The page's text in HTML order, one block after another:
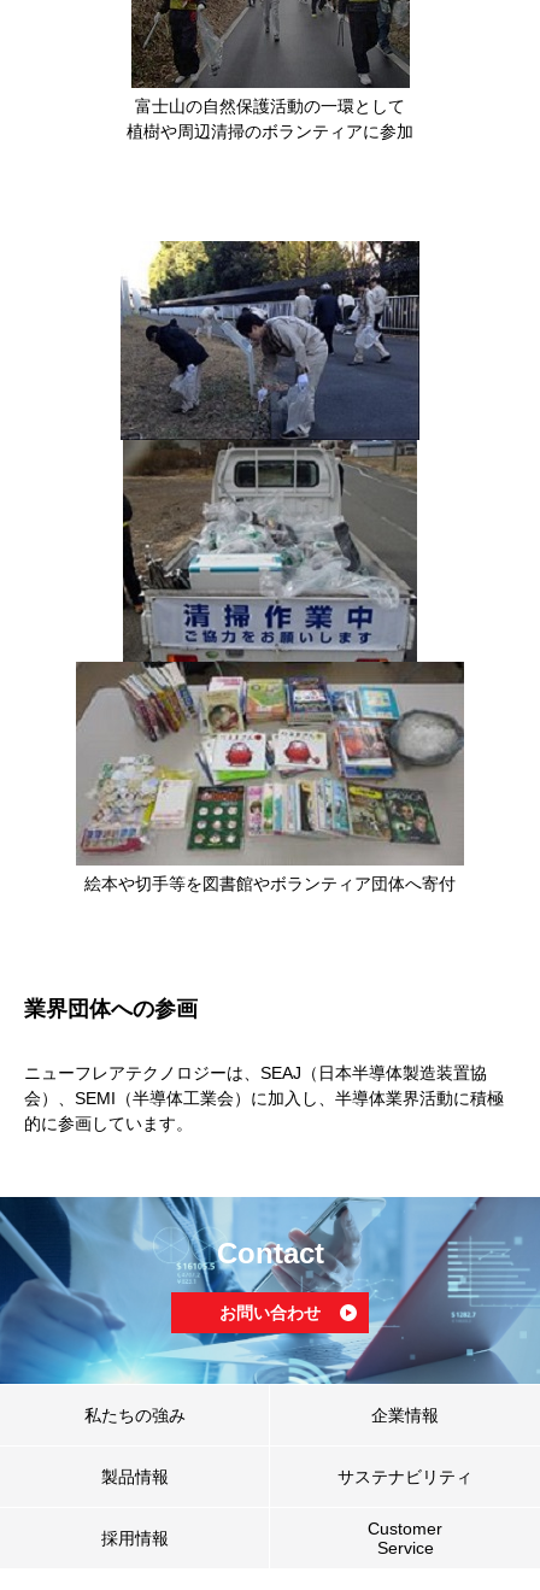
富士山の自然保護活動の一環として
植樹や周辺清掃のボランティアに参加
絵本や切手等を図書館やボランティア団体へ寄付
業界団体への参画
ニューフレアテクノロジーは、SEAJ（日本半導体製造装置協
会）、SEMI（半導体工業会）に加入し、半導体業界活動に積極
的に参画しています。
Contact
お問い合わせ
私たちの強み 企業情報
製品情報 サステナビリティ
採用情報
Customer
Service